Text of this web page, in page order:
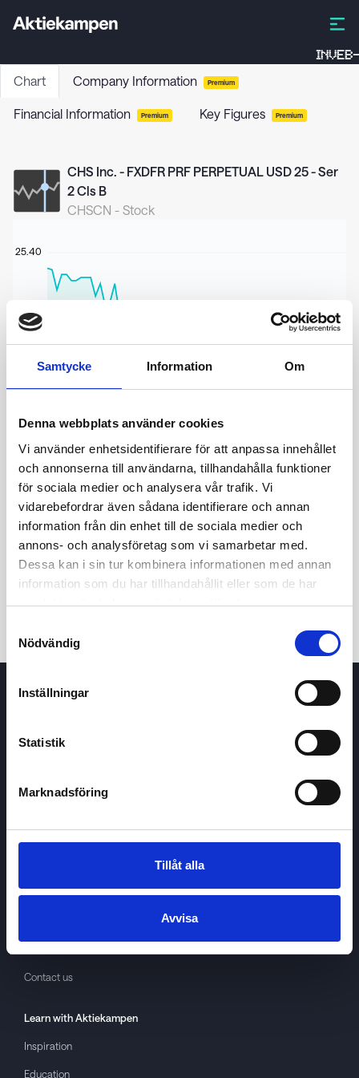
Samtycke Information Om
Denna webbplats använder cookies
Vi använder enhetsidentifierare för att anpassa innehållet
och annonserna till användarna, tillhandahålla funktioner
för sociala medier och analysera vår trafik. Vi
vidarebefordrar även sådana identifierare och annan
information från din enhet till de sociala medier och
annons- och analysföretag som vi samarbetar med.
Dessa kan i sin tur kombinera informationen med annan
information som du har tillhandahållit eller som de har
samlat in när du har använt deras tjänster.
Nödvändig
Inställningar
Statistik
Marknadsföring
Tillåt alla
Avvisa
INVEB-
Chart Company Information Premium
Financial Information Premium Key Figures Premium
CHS Inc. - FXDFR PRF PERPETUAL USD 25 - Ser
2 Cls B
CHSCN - Stock
25.20
25.40
7 May 2026 23 June 2026
24h 7d 1m 3m 1y 5y
Trade
About cookies
Contact us
Learn with Aktiekampen
Inspiration
Education